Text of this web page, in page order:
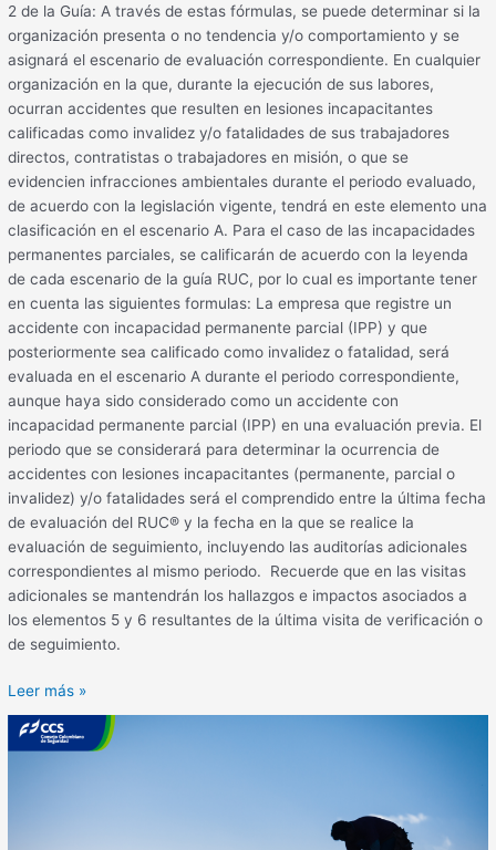
2 de la Guía: A través de estas fórmulas, se puede determinar si la
organización presenta o no tendencia y/o comportamiento y se
asignará el escenario de evaluación correspondiente. En cualquier
organización en la que, durante la ejecución de sus labores,
ocurran accidentes que resulten en lesiones incapacitantes
calificadas como invalidez y/o fatalidades de sus trabajadores
directos, contratistas o trabajadores en misión, o que se
evidencien infracciones ambientales durante el periodo evaluado,
de acuerdo con la legislación vigente, tendrá en este elemento una
clasificación en el escenario A. Para el caso de las incapacidades
permanentes parciales, se calificarán de acuerdo con la leyenda
de cada escenario de la guía RUC, por lo cual es importante tener
en cuenta las siguientes formulas: La empresa que registre un
accidente con incapacidad permanente parcial (IPP) y que
posteriormente sea calificado como invalidez o fatalidad, será
evaluada en el escenario A durante el periodo correspondiente,
aunque haya sido considerado como un accidente con
incapacidad permanente parcial (IPP) en una evaluación previa. El
periodo que se considerará para determinar la ocurrencia de
accidentes con lesiones incapacitantes (permanente, parcial o
invalidez) y/o fatalidades será el comprendido entre la última fecha
de evaluación del RUC® y la fecha en la que se realice la
evaluación de seguimiento, incluyendo las auditorías adicionales
correspondientes al mismo periodo. Recuerde que en las visitas
adicionales se mantendrán los hallazgos e impactos asociados a
los elementos 5 y 6 resultantes de la última visita de verificación o
de seguimiento.
Leer más »
Accidente
en